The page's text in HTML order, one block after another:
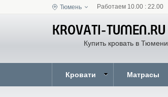
Тюмень Работаем 10.00 : 22.00
Купить кровать в Тюмени
Кровати Матрасы